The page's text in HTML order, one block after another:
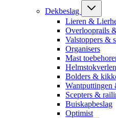
Dekbeslag
Lieren &
Overlooprails
Valstoppers &
Organisers
Mast
Bolders &
Wantputtingen
Scepters &
Buiskapbeslag
Optimist